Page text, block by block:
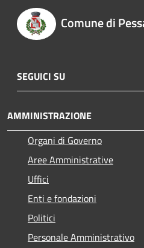
Comune di
SEGUICI SU
AMMINISTRAZIONE
Organi di Governo
Aree Amministrative
Uffici
Enti e fondazioni
Politici
Personale Amministrativo